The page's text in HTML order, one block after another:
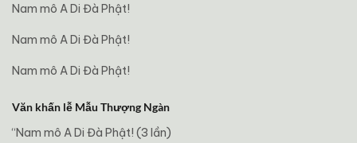
Nam mô A Di Đà Phật!
Nam mô A Di Đà Phật!
Nam mô A Di Đà Phật!
Văn khấn lễ Mẫu Thượng Ngàn
“Nam mô A Di Đà Phật! (3 lần)